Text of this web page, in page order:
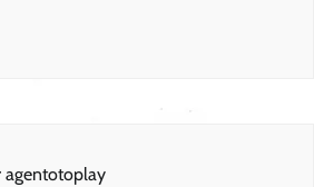
agentotoplay